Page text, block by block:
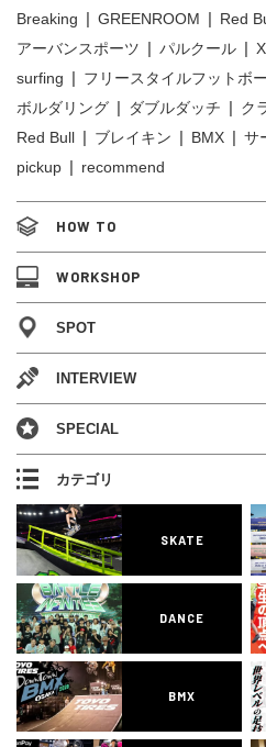
Breaking
GREENROOM
Red
アーバンスポーツ
パルクール
surfing
フリースタイルフットボ
ボルダリング
ダブルダッチ ク
Red Bull
ブレイキン BMX サ
pickup
recommend
HOW TO
WORKSHOP
SPOT
INTERVIEW
SPECIAL
カテゴリ
SKATE
DANCE
BMX